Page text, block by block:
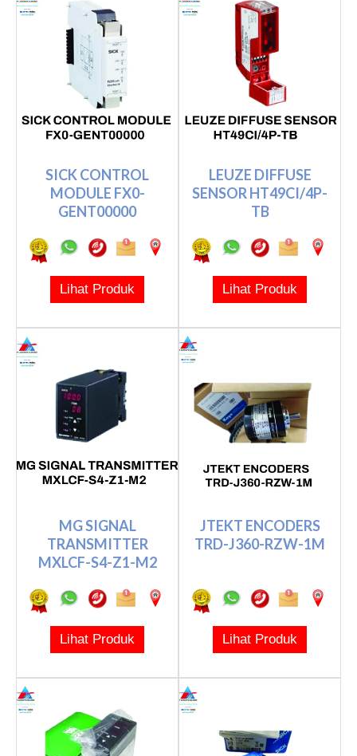
SICK CONTROL
MODULE FX0-
GENT00000
Lihat Produk
LEUZE DIFFUSE
SENSOR HT49CI/4P-
TB
Lihat Produk
MG SIGNAL
TRANSMITTER
MXLCF-S4-Z1-M2
Lihat Produk
JTEKT ENCODERS
TRD-J360-RZW-1M
Lihat Produk